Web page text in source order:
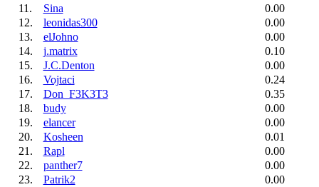
11.
Sina
0.00
12.
leonidas300
0.00
13.
elJohno
0.00
14.
j.matrix
0.10
15.
J.C.Denton
0.00
16.
Vojtaci
0.24
17.
Don_F3K3T3
0.35
18.
budy
0.00
19.
elancer
0.00
20.
Kosheen
0.01
21.
Rapl
0.00
22.
panther7
0.00
23.
Patrik2
0.00